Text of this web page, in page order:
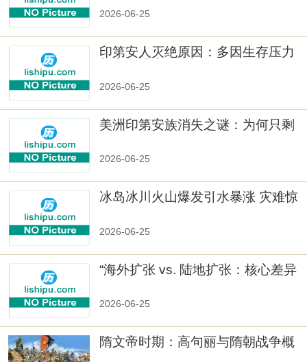
2026-06-25
印第安人灭绝原因：多因生存压力
2026-06-25
美洲印第安族消失之谜：为何只剩
2026-06-25
冰岛冰川火山爆发引水暴涨 灾难惊
2026-06-25
“海外扩张 vs. 陆地扩张：核心差异
2026-06-25
隋文帝时期：高句丽与隋朝战争概